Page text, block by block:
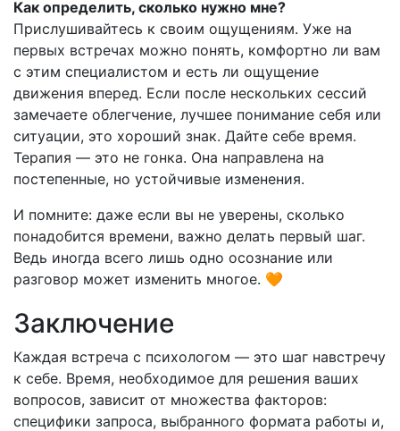
Как определить, сколько нужно мне?
Прислушивайтесь к своим ощущениям. Уже на
первых встречах можно понять, комфортно ли вам
с этим специалистом и есть ли ощущение
движения вперед. Если после нескольких сессий
замечаете облегчение, лучшее понимание себя или
ситуации, это хороший знак. Дайте себе время.
Терапия — это не гонка. Она направлена на
постепенные, но устойчивые изменения.
И помните: даже если вы не уверены, сколько
понадобится времени, важно делать первый шаг.
Ведь иногда всего лишь одно осознание или
разговор может изменить многое. 🧡
Заключение
Каждая встреча с психологом — это шаг навстречу
к себе. Время, необходимое для решения ваших
вопросов, зависит от множества факторов:
специфики запроса, выбранного формата работы и,